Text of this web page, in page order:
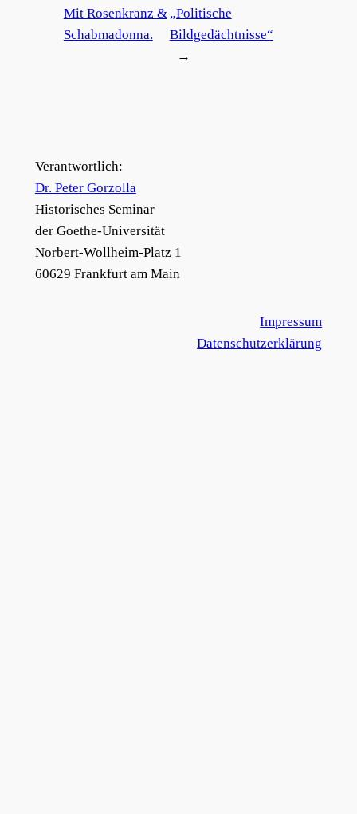
Mit Rosenkranz &
Schabmadonna.
„Politische
Bildgedächtnisse“
→
Verantwortlich:
Dr. Peter Gorzolla
Historisches Seminar
der Goethe-Universität
Norbert-Wollheim-Platz 1
60629 Frankfurt am Main
Impressum
Datenschutzerklärung